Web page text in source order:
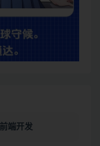
前端开发